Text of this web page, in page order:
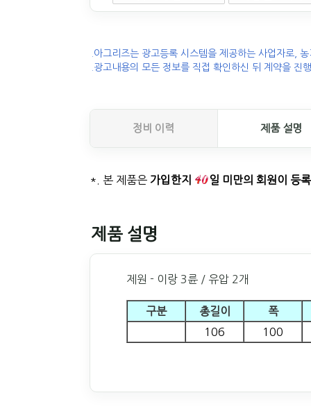
.아그리즈는 광고등록 시스템을 제공하는 사업자로,
.광고내용의 모든 정보를 직접 확인하신 뒤 계약을 진
정비 이력 제품 설명
*. 본 제품은 가입한지 일 미만의 회원이 등
제품 설명
제원 - 이랑 3륜 / 유압 2개
구분 총길이
폭
106
100